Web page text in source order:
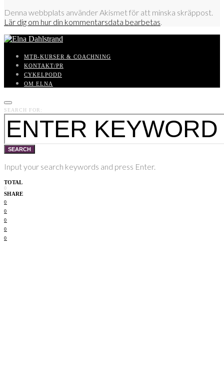
Denna webbplats använder Akismet för att minska skräppost.
Lär dig om hur din kommentarsdata bearbetas.
MTB-KURSER & COACHNING
KONTAKT/PR
CYKELPODD
OM ELNA
SEARCH FOR:
SEARCH
Input your search keywords and press Enter.
TOTAL
0
SHARE
0
0
0
0
0